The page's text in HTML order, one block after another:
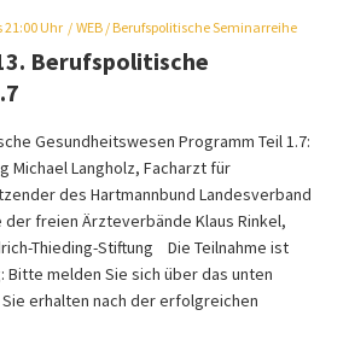
21:00 Uhr WEB / Berufspolitische Seminarreihe
Berufspolitische
Gesundheitswesen Programm Teil 1.7:
Michael Langholz, Facharzt für
des Hartmannbund Landesverband
der freien Ärzteverbände Klaus Rinkel,
Thieding-Stiftung Die Teilnahme ist
Bitte melden Sie sich über das unten
erhalten nach der erfolgreichen